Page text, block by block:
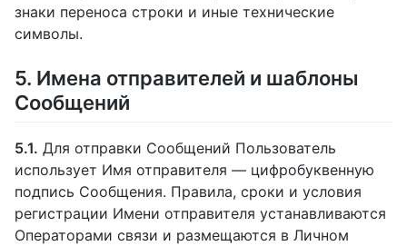
знаки переноса строки и иные технические
символы.
5. Имена отправителей и шаблоны
Сообщений
5.1. Для отправки Сообщений Пользователь
использует Имя отправителя — цифробуквенную
подпись Сообщения. Правила, сроки и условия
регистрации Имени отправителя устанавливаются
Операторами связи и размещаются в Личном